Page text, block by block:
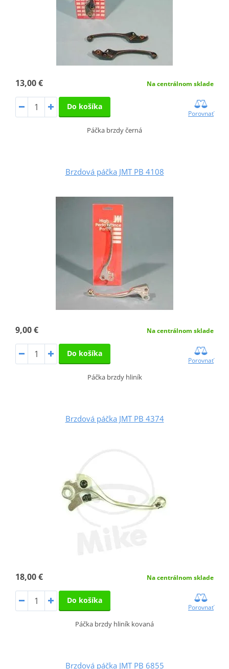
13,00 € Na centrálnom sklade
Do košíka
Porovnať
Páčka brzdy černá
Brzdová páčka JMT PB 4108
9,00 € Na centrálnom sklade
Do košíka
Porovnať
Páčka brzdy hliník
Brzdová páčka JMT PB 4374
18,00 € Na centrálnom sklade
Do košíka
Porovnať
Páčka brzdy hliník kovaná
Brzdová páčka JMT PB 6855